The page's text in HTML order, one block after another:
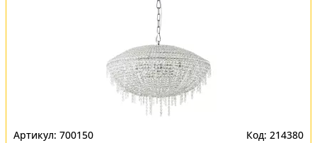
700150 214380